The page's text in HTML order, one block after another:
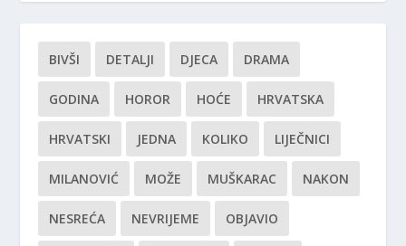
BIVŠI DETALJI DJECA DRAMA
GODINA HOROR HOĆE HRVATSKA
HRVATSKI JEDNA KOLIKO LIJEČNICI
MILANOVIĆ MOŽE MUŠKARAC NAKON
NESREĆA NEVRIJEME OBJAVIO